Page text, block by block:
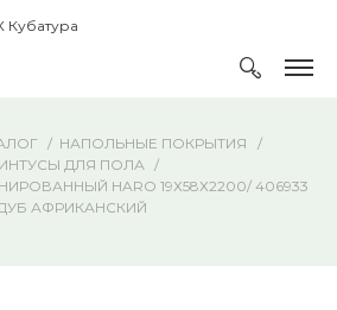
Кубатура
НАПОЛЬНЫЕ ПОКРЫТИЯ
ДЛЯ ПОЛА
HARO 19Х58Х2200/ 406933
АФРИКАНСКИЙ